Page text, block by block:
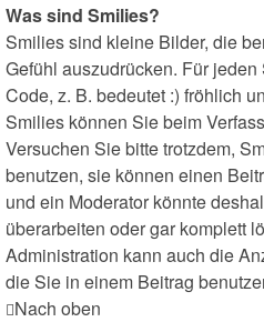
Was sind Smilies?
Smilies sind kleine Bilder, die
Gefühl auszudrücken. Für
Code, z. B. bedeutet :) fröhlich
Smilies können Sie beim
Versuchen Sie bitte trotzdem,
benutzen, sie können einen
und ein Moderator könnte
überarbeiten oder gar komplett
Administration kann auch die
die Sie in einem Beitrag
Nach oben